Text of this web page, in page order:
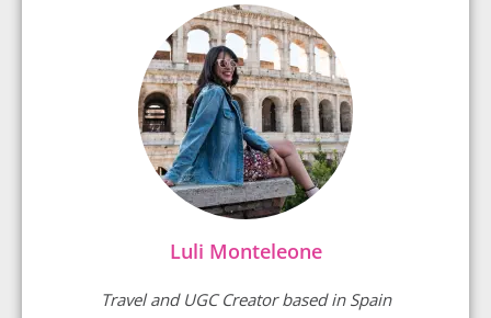
Luli Monteleone
Travel and UGC Creator based in Spain